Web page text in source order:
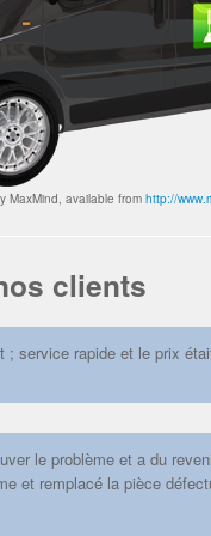
MaxMind, available from http://
clients
; service rapide et le prix
le problème et a du
et remplacé la pièce